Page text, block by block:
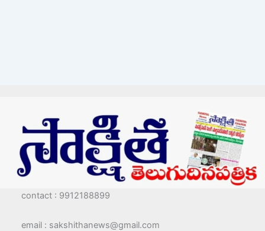
contact : 9912188899
email : sakshithanews@gmail.com